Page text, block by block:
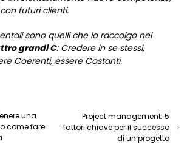
futuri clienti.
sono quelli che io raccolgo nel
grandi C: Credere in se stessi,
Coerenti, essere Costanti.
una
come fare
Project management: 5
fattori chiave per il successo
di un progetto